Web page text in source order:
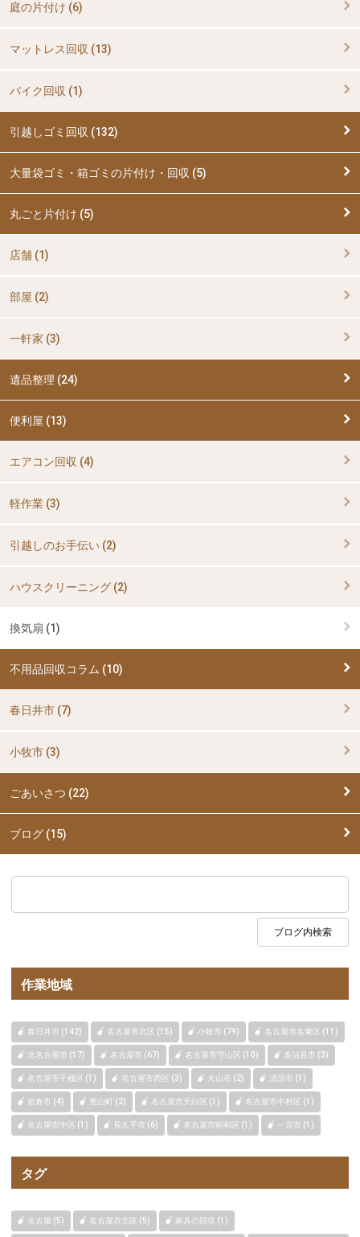
庭の片付け (6)
マットレス回収 (13)
バイク回収 (1)
引越しゴミ回収 (132)
大量袋ゴミ・箱ゴミの片付け・回収 (5)
丸ごと片付け (5)
店舗 (1)
部屋 (2)
一軒家 (3)
遺品整理 (24)
便利屋 (13)
エアコン回収 (4)
軽作業 (3)
引越しのお手伝い (2)
ハウスクリーニング (2)
換気扇 (1)
不用品回収コラム (10)
春日井市 (7)
小牧市 (3)
ごあいさつ (22)
ブログ (15)
作業地域
春日井市 (142) 名古屋市北区 (15) 小牧市 (79) 名古屋市名東区 (11)
北名古屋市 (17) 名古屋市 (67) 名古屋市守山区 (10) 多治見市 (3)
名古屋市千種区 (1) 名古屋市西区 (3) 犬山市 (2) 清須市 (1)
岩倉市 (4) 豊山町 (2) 名古屋市天白区 (1) 名古屋市中村区 (1)
名古屋市中区 (1) 長久手市 (6) 名古屋市昭和区 (1) 一宮市 (1)
タグ
名古屋 (5) 名古屋市北区 (5) 家具の回収 (1)